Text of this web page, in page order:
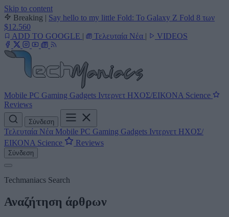
Skip to content
Breaking | Say hello to my little Fold: Το Galaxy Z Fold 8 των
$12.560
ADD TO GOOGLE | Τελευταία Νέα | VIDEOS
Mobile PC Gaming Gadgets Ιντερνετ ΗΧΟΣ/ΕΙΚΟΝΑ Science
Reviews
Σύνδεση
Τελευταία Νέα Mobile PC Gaming Gadgets Ιντερνετ ΗΧΟΣ/
ΕΙΚΟΝΑ Science Reviews
Σύνδεση
Techmaniacs Search
Αναζήτηση άρθρων